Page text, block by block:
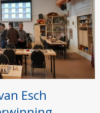
Esch